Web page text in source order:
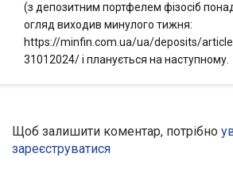
(з депозитним портфелем фізосіб
огляд виходив минулого тижня:
https://minfin.com.ua/ua/deposits/
31012024/ і планується на наступному.
Щоб залишити коментар, потрібно
зареєструватися